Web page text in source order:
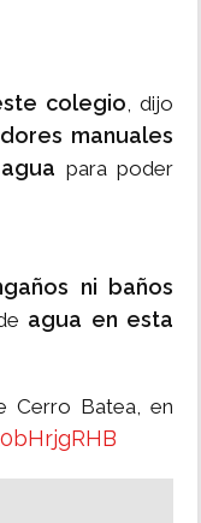
colegio, dijo
manuales
para poder
ni baños
agua en esta
Cerro Batea, en